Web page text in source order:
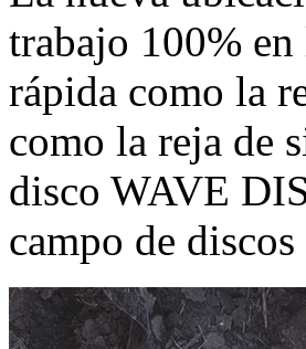
trabajo 100%
rápida como la
como la reja de
disco WAVE
campo de